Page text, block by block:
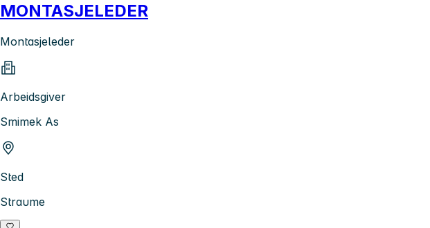
MONTASJELEDER
Montasjeleder
Arbeidsgiver
Smimek As
Sted
Straume